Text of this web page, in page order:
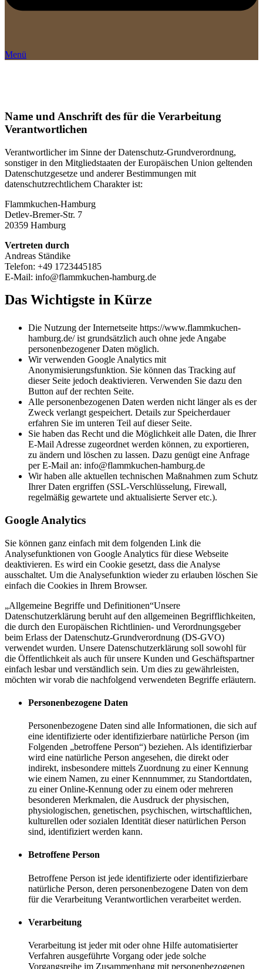
Menü
Name und Anschrift des für die Verarbeitung
Verantwortlichen
Verantwortlicher im Sinne der Datenschutz-Grundverordnung,
sonstiger in den Mitgliedstaaten der Europäischen Union geltenden
Datenschutzgesetze und anderer Bestimmungen mit
datenschutzrechtlichem Charakter ist:
Flammkuchen-Hamburg
Detlev-Bremer-Str. 7
20359 Hamburg
Vertreten durch
Andreas Ständike
Telefon: +49 1723445185
E-Mail: info@flammkuchen-hamburg.de
Das Wichtigste in Kürze
Die Nutzung der Internetseite https://www.flammkuchen-
hamburg.de/ ist grundsätzlich auch ohne jede Angabe
personenbezogener Daten möglich.
Wir verwenden Google Analytics mit
Anonymisierungsfunktion. Sie können das Tracking auf
dieser Seite jedoch deaktivieren. Verwenden Sie dazu den
Button auf der rechten Seite.
Alle personenbezogenen Daten werden nicht länger als es der
Zweck verlangt gespeichert. Details zur Speicherdauer
erfahren Sie im unteren Teil auf dieser Seite.
Sie haben das Recht und die Möglichkeit alle Daten, die Ihrer
E-Mail Adresse zugeordnet werden können, zu exportieren,
zu ändern und löschen zu lassen. Dazu genügt eine Anfrage
per E-Mail an: info@flammkuchen-hamburg.de
Wir haben alle aktuellen technischen Maßnahmen zum Schutz
Ihrer Daten ergriffen (SSL-Verschlüsselung, Firewall,
regelmäßig gewartete und aktualisierte Server etc.).
Google Analytics
Sie können ganz einfach mit dem folgenden Link die
Analysefunktionen von Google Analytics für diese Webseite
deaktivieren. Es wird ein Cookie gesetzt, dass die Analyse
ausschaltet. Um die Analysefunktion wieder zu erlauben löschen Sie
einfach die Cookies in Ihrem Browser.
„Allgemeine Begriffe und Definitionen“Unsere
Datenschutzerklärung beruht auf den allgemeinen Begrifflichkeiten,
die durch den Europäischen Richtlinien- und Verordnungsgeber
beim Erlass der Datenschutz-Grundverordnung (DS-GVO)
verwendet wurden. Unsere Datenschutzerklärung soll sowohl für
die Öffentlichkeit als auch für unsere Kunden und Geschäftspartner
einfach lesbar und verständlich sein. Um dies zu gewährleisten,
möchten wir vorab die nachfolgend verwendeten Begriffe erläutern.
Personenbezogene Daten
Personenbezogene Daten sind alle Informationen, die sich auf
eine identifizierte oder identifizierbare natürliche Person (im
Folgenden „betroffene Person“) beziehen. Als identifizierbar
wird eine natürliche Person angesehen, die direkt oder
indirekt, insbesondere mittels Zuordnung zu einer Kennung
wie einem Namen, zu einer Kennnummer, zu Standortdaten,
zu einer Online-Kennung oder zu einem oder mehreren
besonderen Merkmalen, die Ausdruck der physischen,
physiologischen, genetischen, psychischen, wirtschaftlichen,
kulturellen oder sozialen Identität dieser natürlichen Person
sind, identifiziert werden kann.
Betroffene Person
Betroffene Person ist jede identifizierte oder identifizierbare
natürliche Person, deren personenbezogene Daten von dem
für die Verarbeitung Verantwortlichen verarbeitet werden.
Verarbeitung
Verarbeitung ist jeder mit oder ohne Hilfe automatisierter
Verfahren ausgeführte Vorgang oder jede solche
Vorgangsreihe im Zusammenhang mit personenbezogenen